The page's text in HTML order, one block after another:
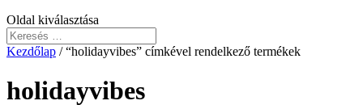
Oldal kiválasztása
Kezdőlap / “holidayvibes” címkével rendelkező termékek
holidayvibes